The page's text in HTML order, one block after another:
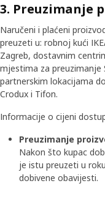
3. Preuzimanje
Naručeni i plaćeni
preuzeti u: robnoj kući
Zagreb, dostavnim
mjestima za preuzimanje
partnerskim lokacijama
Crodux i Tifon.
Informacije o cijeni
Preuzimanje
Nakon što kupac
je istu preuzeti u
dobivene obavijesti.